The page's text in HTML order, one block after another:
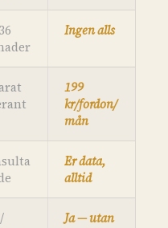
Ingen alls
199
kr/fordon/
mån
Er data,
alltid
Ja — utan